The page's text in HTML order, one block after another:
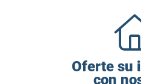
Oferte su
con